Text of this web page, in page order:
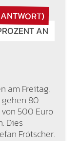
AN
am Freitag,
gehen 80
500 Euro
Dies
Frötscher.